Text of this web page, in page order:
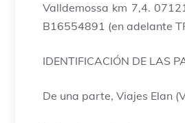
Valldemossa km 7,4.
B16554891 (en adelante
IDENTIFICACIÓN DE LAS
De una parte, Viajes Elan